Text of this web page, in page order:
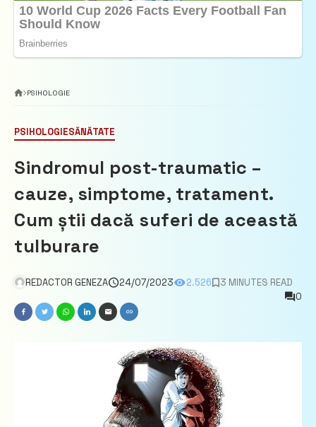
PSIHOLOGIE
PSIHOLOGIESĂNĂTATE
Sindromul post-traumatic –
cauze, simptome, tratament.
Cum știi dacă suferi de această
tulburare
REDACTOR GENEZA 24/07/2023 2.526
3 MINUTES READ
0